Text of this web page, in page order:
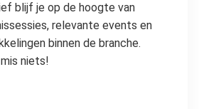
blijf je op de hoogte van
relevante events en
binnen de branche.
niets!